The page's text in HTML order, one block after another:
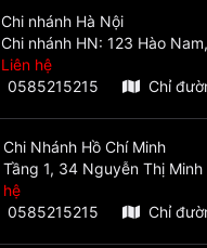
Chi nhánh Hà Nội
Chi nhánh HN: 123 Hào
Liên hệ
0585215215
Chỉ
Chi Nhánh Hồ Chí Minh
Tầng 1, 34 Nguyễn Thị
hệ
0585215215
Chỉ